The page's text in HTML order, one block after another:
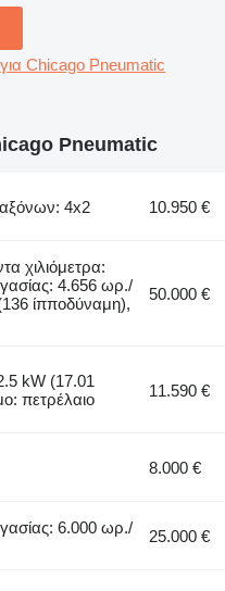
Chicago Pneumatic
Pneumatic
4x2 10.950 €
χιλιόμετρα:
4.656 ωρ./
ίπποδύναμη),
50.000 €
kW (17.01
πετρέλαιο
11.590 €
8.000 €
6.000 ωρ./
25.000 €